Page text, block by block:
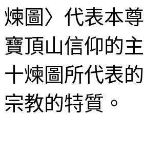
煉圖〉代表本
寶頂山信仰的
十煉圖所代表
宗教的特質。